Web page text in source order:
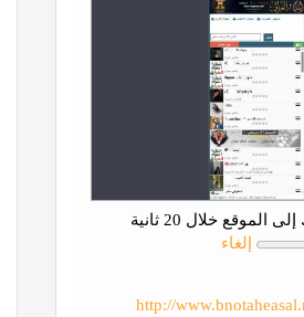
خلال 20 ثانية
إلغاء
http://